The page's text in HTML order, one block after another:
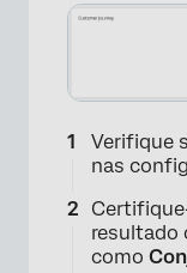
Verifique
nas
resultado
como